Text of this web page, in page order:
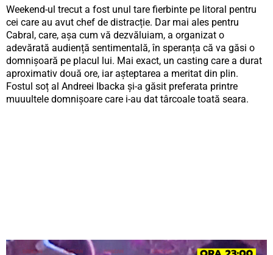
Weekend-ul trecut a fost unul tare fierbinte pe litoral pentru
cei care au avut chef de distracție. Dar mai ales pentru
Cabral, care, așa cum vă dezvăluiam, a organizat o
adevărată audiență sentimentală, în speranța că va găsi o
domnișoară pe placul lui. Mai exact, un casting care a durat
aproximativ două ore, iar așteptarea a meritat din plin.
Fostul soț al Andreei Ibacka și-a găsit preferata printre
muuultele domnișoare care i-au dat târcoale toată seara.